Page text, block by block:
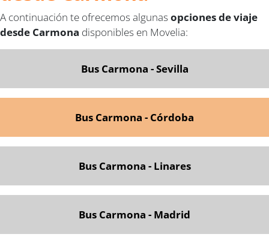
A continuación te ofrecemos algunas opciones de viaje
desde Carmona disponibles en Movelia:
Bus Carmona - Sevilla
Bus Carmona - Córdoba
Bus Carmona - Linares
Bus Carmona - Madrid